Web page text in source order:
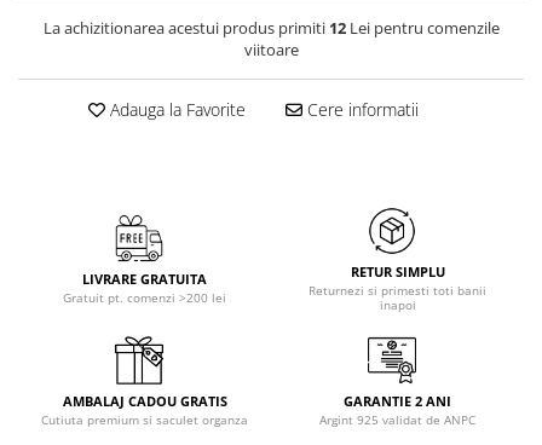
La achizitionarea acestui produs primiti 12Lei pentru comenzile
viitoare
Adauga la Favorite Cere informatii
LIVRARE GRATUITA
Gratuit pt. comenzi >200 lei
RETUR SIMPLU
Returnezi si primesti toti banii
inapoi
AMBALAJ CADOU GRATIS
Cutiuta premium si saculet organza
GARANTIE 2 ANI
Argint 925 validat de ANPC